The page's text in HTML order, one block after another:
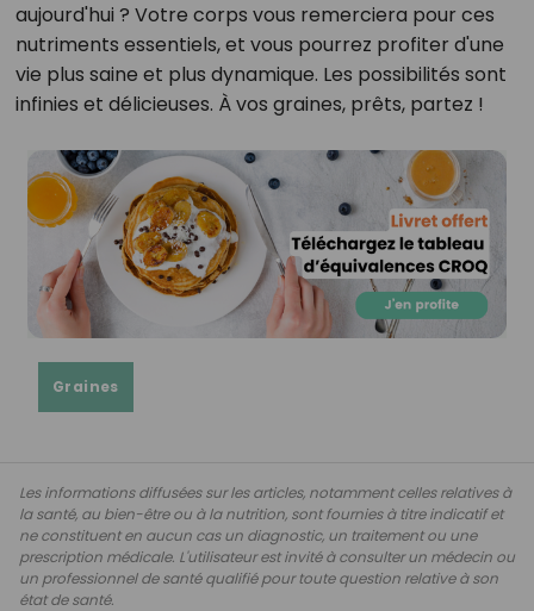
aujourd'hui ? Votre corps vous remerciera pour ces
nutriments essentiels, et vous pourrez profiter d'une
vie plus saine et plus dynamique. Les possibilités sont
infinies et délicieuses. À vos graines, prêts, partez !
Graines
Les informations diffusées sur les articles, notamment celles relatives à
la santé, au bien-être ou à la nutrition, sont fournies à titre indicatif et
ne constituent en aucun cas un diagnostic, un traitement ou une
prescription médicale. L'utilisateur est invité à consulter un médecin ou
un professionnel de santé qualifié pour toute question relative à son
état de santé.